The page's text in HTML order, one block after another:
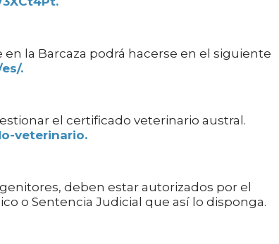
la Barcaza podrá hacerse en el siguiente
.
el certificado veterinario austral.
veterinario.
deben estar autorizados por el
o Sentencia Judicial que así lo disponga.